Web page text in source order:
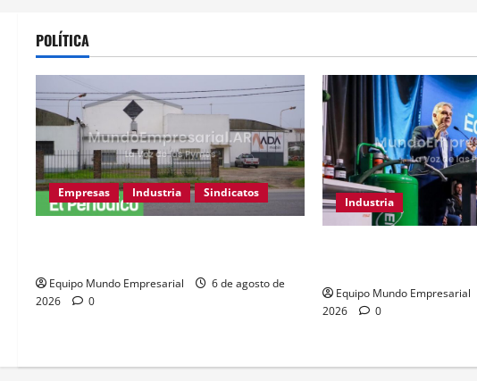
POLÍTICA
Empresas Industria Sindicatos
Equipo Mundo Empresarial
6 de agosto de
2026
0
Industria
Equipo Mundo Empresarial
2026
0